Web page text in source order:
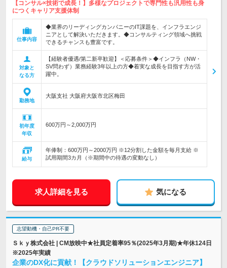
【コンサル×技術で成長！】多様なプロジェクトで専門性も汎用性も身
につくキャリア支援体制
仕事内容
◆業界のリーディングカンパニーのIT課題を、インフラエンジ
ニアとして解決いただきます。◆コンサルティング領域へ挑戦
できるチャンスも豊富です。
対象と
なる方
【経験者優遇/第二新卒歓迎】＜応募条件＞◆インフラ（NW・
SV問わず）業務経験3年以上の方◆着実な成長を目指す方が活
躍中。
勤務地
大阪支社 大阪府大阪市北区梅田
初年度
年収
600万円～2,000万円
給与
年俸制：600万円～2000万円 ※12分割した金額を毎月支給 ※
試用期間3カ月（※期間中の待遇の変動なし）
求人詳細を見る 気になる
志望動機・自己PR不要
Ｓｋｙ株式会社 | CM放映中★社員定着率95％(2025年3月期)★年休124日
※2025年実績
企業のDX化に貢献！【クラウドソリューションエンジニア】